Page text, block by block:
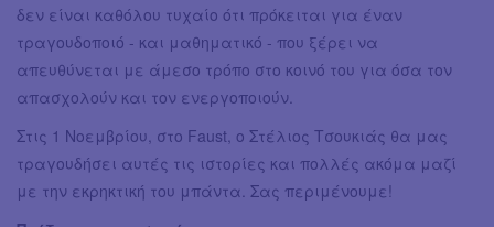
δεν είναι καθόλου τυχαίο ότι πρόκειται για έναν
τραγουδοποιό - και μαθηματικό - που ξέρει να
απευθύνεται με άμεσο τρόπο στο κοινό του για όσα τον
απασχολούν και τον ενεργοποιούν.
Στις 1 Νοεμβρίου, στο Faust, ο Στέλιος Τσουκιάς θα μας
τραγουδήσει αυτές τις ιστορίες και πολλές ακόμα μαζί
με την εκρηκτική του μπάντα. Σας περιμένουμε!